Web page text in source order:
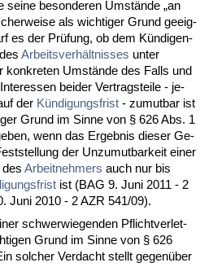
sei­ne be­son­de­ren Umstände „an
als wich­ti­ger Grund ge­eig­
es der Prüfung, ob dem Kündi­gen­
Ar­beits­verhält­nis­ses un­ter
kon­kre­ten Umstände des Falls und
bei­der Ver­trags­tei­le - je­
der Kündi­gungs­frist - zu­mut­bar ist
Grund im Sin­ne von § 626 Abs. 1
wenn das Er­geb­nis die­ser Ge­
der Un­zu­mut­bar­keit ei­ner
des Ar­beit­neh­mers auch nur bis
ist (BAG 9. Ju­ni 2011 - 2
Ju­ni 2010 - 2 AZR 541/09).
schwer­wie­gen­den Pflicht­ver­let­
Grund im Sin­ne von § 626
sol­cher Ver­dacht stellt ge­genüber